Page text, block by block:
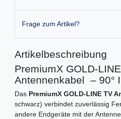
Frage zum Artikel?
Artikelbeschreibung
PremiumX GOLD-
Antennenkabel – 90°
Das PremiumX GOLD-LINE TV
schwarz) verbindet zuverlässig
andere Endgeräte mit der